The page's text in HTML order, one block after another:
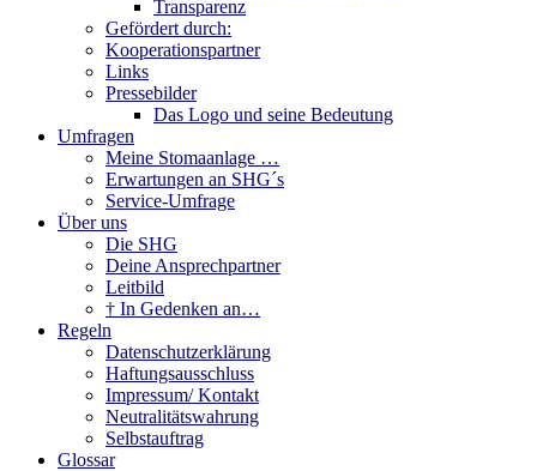
Transparenz
Gefördert durch:
Kooperationspartner
Links
Pressebilder
Das Logo und seine Bedeutung
Umfragen
Meine Stomaanlage …
Erwartungen an SHG´s
Service-Umfrage
Über uns
Die SHG
Deine Ansprechpartner
Leitbild
† In Gedenken an…
Regeln
Datenschutzerklärung
Haftungsausschluss
Impressum/ Kontakt
Neutralitätswahrung
Selbstauftrag
Glossar